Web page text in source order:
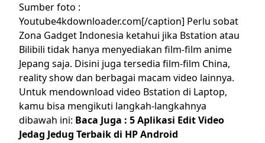
Sumber foto :
Youtube4kdownloader.com[/caption] Perlu sobat
Zona Gadget Indonesia ketahui jika Bstation atau
Bilibili tidak hanya menyediakan film-film anime
Jepang saja. Disini juga tersedia film-film China,
reality show dan berbagai macam video lainnya.
Untuk mendownload video Bstation di Laptop,
kamu bisa mengikuti langkah-langkahnya
dibawah ini: Baca Juga : 5 Aplikasi Edit Video
Jedag Jedug Terbaik di HP Android